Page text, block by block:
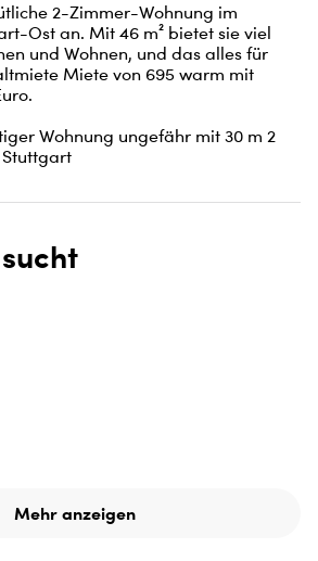
2-Zimmer-Wohnung im
Ost an. Mit 46 m² bietet sie viel
und Wohnen, und das alles für
Miete von 695 warm mit
Mehr anzeigen